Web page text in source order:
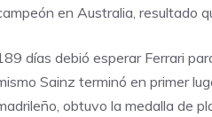
en Australia, resultado
días debió esperar Ferrari
Sainz terminó en primer
obtuvo la medalla de